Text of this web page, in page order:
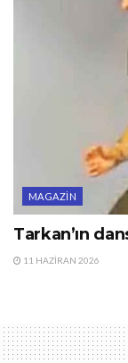
MAGAZIN
Tarkan’ın
11 HAZIRAN 2026